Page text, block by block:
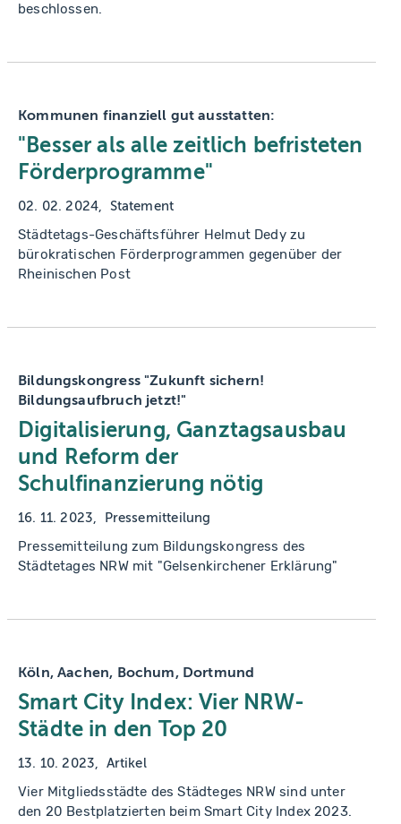
beschlossen.
Kommunen finanziell gut ausstatten:
"Besser als alle zeitlich befristeten
Förderprogramme"
02. 02. 2024 Statement
Städtetags-Geschäftsführer Helmut Dedy zu
bürokratischen Förderprogrammen gegenüber der
Rheinischen Post
Bildungskongress "Zukunft sichern!
Bildungsaufbruch jetzt!"
Digitalisierung, Ganztagsausbau
und Reform der
Schulfinanzierung nötig
16. 11. 2023 Pressemitteilung
Pressemitteilung zum Bildungskongress des
Städtetages NRW mit "Gelsenkirchener Erklärung"
Köln, Aachen, Bochum, Dortmund
Smart City Index: Vier NRW-
Städte in den Top 20
13. 10. 2023 Artikel
Vier Mitgliedsstädte des Städteges NRW sind unter
den 20 Bestplatzierten beim Smart City Index 2023.